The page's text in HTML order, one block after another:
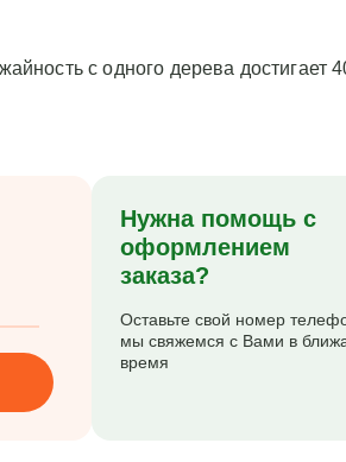
с одного дерева достигает
Нужна помощь с
оформлением
заказа?
Оставьте свой номер
мы свяжемся с Вами в
время